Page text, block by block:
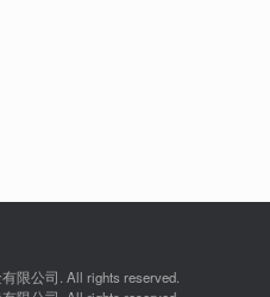
限公司. All rights reserved.